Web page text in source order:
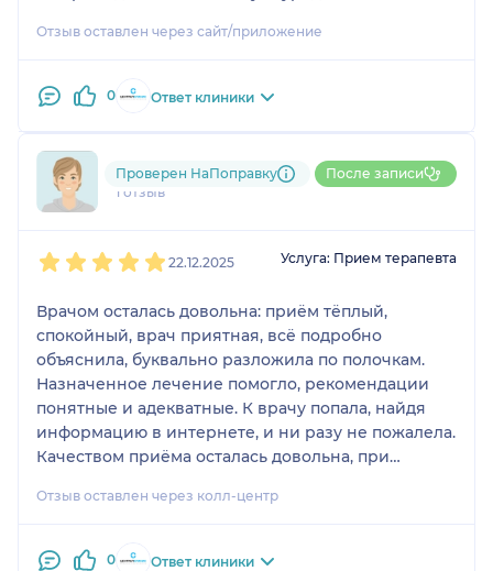
Пятых Л.Н.8мая 2026 года .
Отзыв оставлен через сайт/приложение
0 Ответ клиники
799....@....ru
1 отзыв
Проверен НаПоправку После записи
22.12.2025 Услуга: Прием терапевта
Врачом осталась довольна: приём тёплый,
спокойный, врач приятная, всё подробно
объяснила, буквально разложила по полочкам.
Назначенное лечение помогло, рекомендации
понятные и адекватные. К врачу попала, найдя
информацию в интернете, и ни разу не пожалела.
Качеством приёма осталась довольна, при
Клиника тоже понравилась, впечатление
Отзыв оставлен через колл-центр
0 Ответ клиники